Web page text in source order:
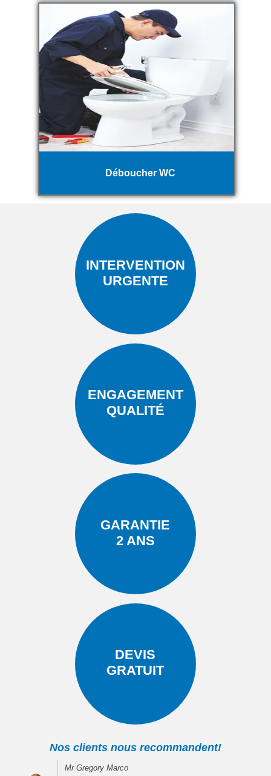
Déboucher WC
INTERVENTION
URGENTE
ENGAGEMENT
QUALITÉ
GARANTIE
2 ANS
DEVIS
GRATUIT
Nos clients nous recommandent!
Mr Gregory Marco